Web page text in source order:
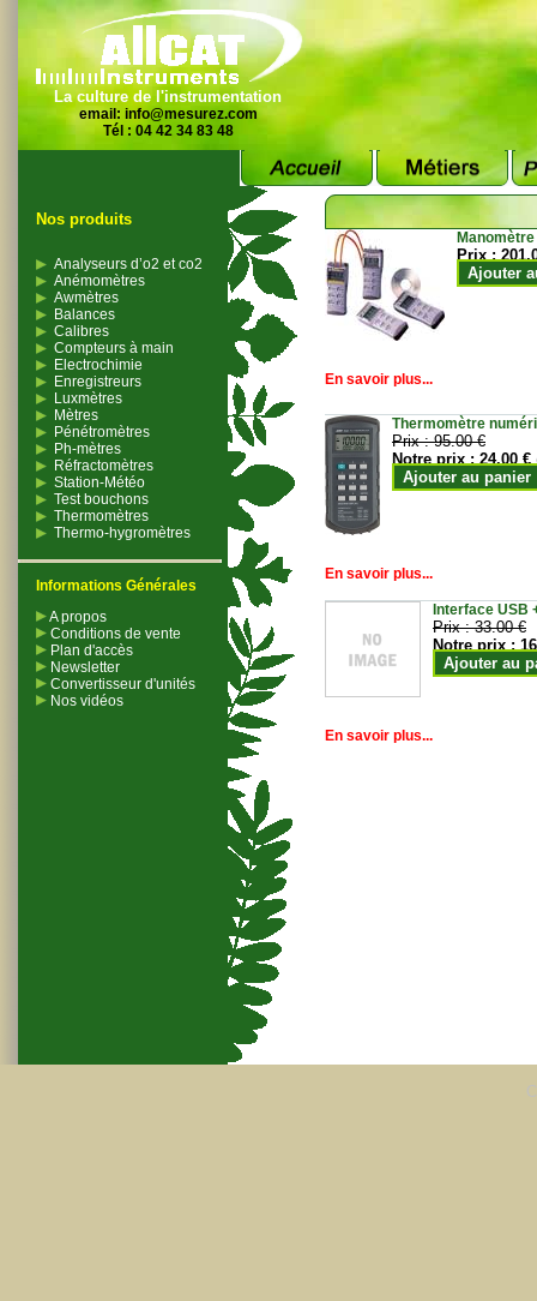
La culture de l'instrumentation
email: info@mesurez.com
Tél : 04 42 34 83 48
Nos produits
Analyseurs d’o2 et co2
Anémomètres
Awmètres
Balances
Calibres
Compteurs à main
Electrochimie
Enregistreurs
Luxmètres
Mètres
Pénétromètres
Ph-mètres
Réfractomètres
Station-Météo
Test bouchons
Thermomètres
Thermo-hygromètres
Informations Générales
A propos
Conditions de vente
Plan d'accès
Newsletter
Convertisseur d'unités
Nos vidéos
Prix :
Ajouter
En savoir plus...
Thermomètre
Prix :95.00 €
Notre prix :24.00 €
Ajouter au panier
En savoir plus...
Interface USB
Prix :33.00 €
Notre prix :
Ajouter au
En savoir plus...